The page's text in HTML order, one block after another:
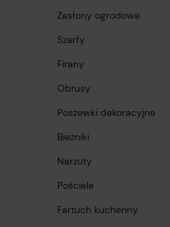
Zasłony ogrodowe
Szarfy
Firany
Obrusy
Poszewki dekoracyjne
Bieżniki
Narzuty
Pościele
Fartuch kuchenny